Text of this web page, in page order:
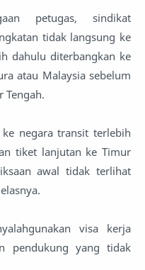
petugas, sindikat
tidak langsung ke
dahulu diterbangkan ke
atau Malaysia sebelum
Tengah.
negara transit terlebih
tiket lanjutan ke Timur
awal tidak terlihat
visa kerja
pendukung yang tidak